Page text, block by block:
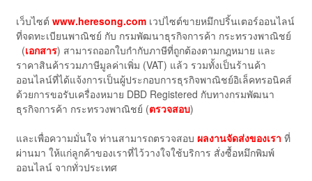
เว็บไซต์ www.heresong.comเวปไซต์ขายหมึกปริ้นเตอร์ออนไลน์
ที่จดทะเบียนพาณิชย์ กับ กรมพัฒนาธุรกิจการค้า กระทรวงพาณิชย์
(เอกสาร) สามารถออกใบกำกับภาษีที่ถูกต้องตามกฎหมาย และ
ราคาสินค้ารวมภาษีมูลค่าเพิ่ม (VAT) แล้ว รวมทั้งเป็นร้านค้า
ออนไลน์ที่ได้แจ้งการเป็นผู้ประกอบการธุรกิจพาณิชย์อิเล็คทรอนิคส์
ด้วยการขอรับเครื่องหมาย DBD Registered กับทางกรมพัฒนา
ธุรกิจการค้า กระทรวงพาณิชย์ (ตรวจสอบ)
และเพื่อความมั่นใจ ท่านสามารถตรวจสอบ ผลงานจัดส่งของเรา ที่
ผ่านมา ให้แก่ลูกค้าของเราที่ไว้วางใจใช้บริการ สั่งซื้อหมึกพิมพ์
ออนไลน์ จากทั่วประเทศ